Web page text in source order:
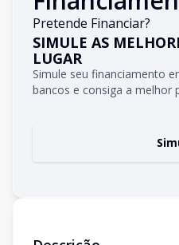
Pretende Financiar?
SIMULE AS
LUGAR
Simule seu financiamento
bancos e consiga a melhor